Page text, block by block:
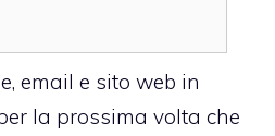
email e sito web in
la prossima volta che